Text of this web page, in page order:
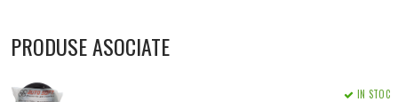
PRODUSE ASOCIATE
IN STOC